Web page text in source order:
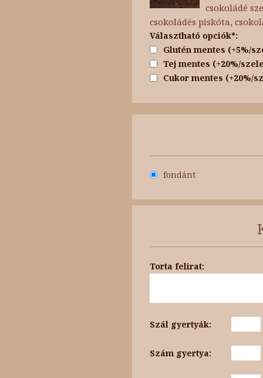
csokoládé
csokoládés piskóta,
Választható opciók*:
Glutén mentes (+5%/
Tej mentes (+20%/
Cukor mentes (+20%/
fondánt
Torta felirat:
Szál gyertyák:
Szám gyertya: